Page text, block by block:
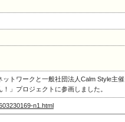
トワークと一般社団法人Calm Style主催
」プロジェクトに参画しました。
n1.html